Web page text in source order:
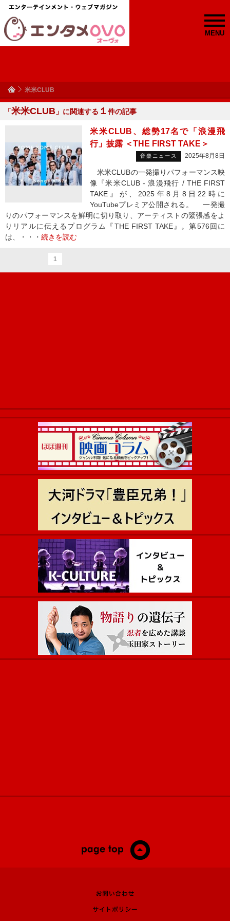
MENU
米米CLUB
「米米CLUB 」に関連する １ 件の記事
米米CLUB、総勢17名で「浪漫飛
行」披露 ＜THE FIRST TAKE＞
音楽ニュース 2025年8月8日
米米CLUBの一発撮りパフォーマンス映
像『米米CLUB - 浪漫飛行 / THE FIRST
TAKE』が、2025年8月8日22時に
YouTubeプレミア公開される。 一発撮
りのパフォーマンスを鮮明に切り取り、アーティストの緊張感をよ
りリアルに伝えるプログラム『THE FIRST TAKE』。第576回に
は、・・・ 続きを読む
1